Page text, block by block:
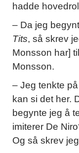
hadde
– Da jeg
Tits, så skrev
Monsson har]
Monsson.
– Jeg tenkte
kan si det her.
begynte jeg å
imiterer De
Og så skrev